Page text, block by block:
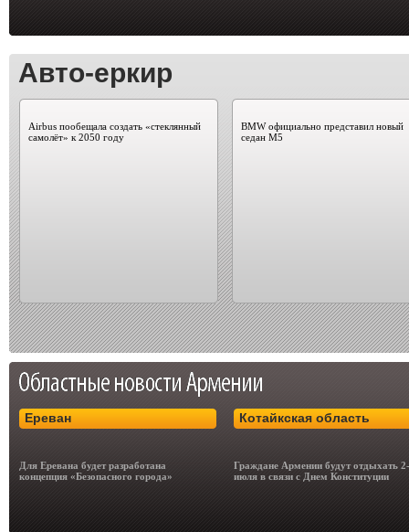
Авто-еркир
Airbus пообещала создать «стеклянный
самолёт» к 2050 году
BMW официально представил новый
седан M5
Ереван
Для Еревана будет разработана
концепция «Безопасного города»
Котайкская область
Граждане Армении будут отдыхать
июля в связи с Днем Конституции